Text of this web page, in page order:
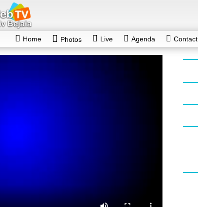
Home Photos Live Agenda Contact